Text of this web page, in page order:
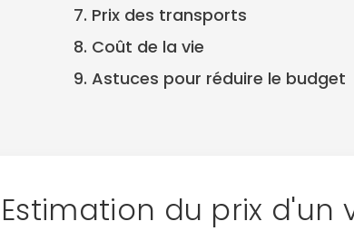
7. Prix des transports
8. Coût de la vie
9. Astuces pour réduire le budget
Estimation du prix d'un